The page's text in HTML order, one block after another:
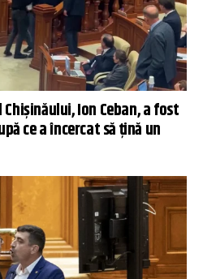
Ion Ceban, a fost
ce a încercat să țină un